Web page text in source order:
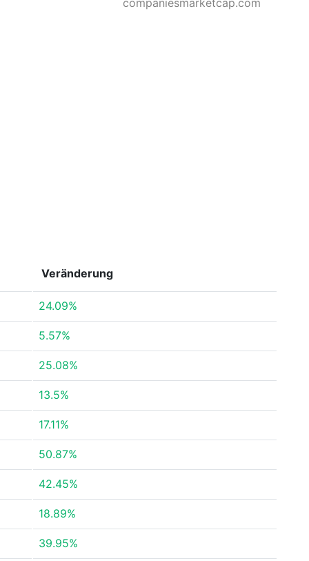
companiesmarketcap.com
Veränderung
24.09%
5.57%
25.08%
13.5%
17.11%
50.87%
42.45%
18.89%
39.95%